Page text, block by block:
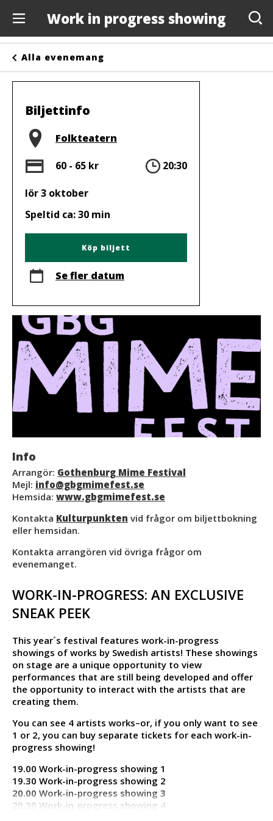
Work in progress showing
Anslagstavlan
Arrangörer
Kontakta oss
Om oss
Alla evenemang
Biljettinfo
Plats
Folkteatern
Pris
60 - 65 kr Tid
20:30
lör 3 oktober
Speltid ca: 30 min
Köp biljett
Se fler datum
Info
Arrangör: Gothenburg Mime Festival
Mejl: info@gbgmimefest.se
Hemsida: www.gbgmimefest.se
Kontakta Kulturpunkten vid frågor om biljettbokning
eller hemsidan.
Kontakta arrangören vid övriga frågor om
evenemanget.
WORK-IN-PROGRESS: AN EXCLUSIVE
SNEAK PEEK
This year´s festival features work-in-progress
showings of works by Swedish artists! These showings
on stage are a unique opportunity to view
performances that are still being developed and offer
the opportunity to interact with the artists that are
creating them.
You can see 4 artists works–or, if you only want to see
1 or 2, you can buy separate tickets for each work-in-
progress showing!
19.00 Work-in-progress showing 1
19.30 Work-in-progress showing 2
20.00 Work-in-progress showing 3
20.30 Work-in-progress showing 4